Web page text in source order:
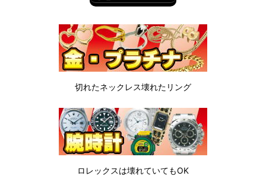
切れたネックレス壊れたリング
ロレックスは壊れていてもOK